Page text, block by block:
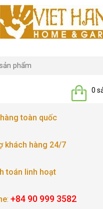
0
toàn quốc
khách hàng 24/7
toán linh hoạt
: +84 90 999 3582